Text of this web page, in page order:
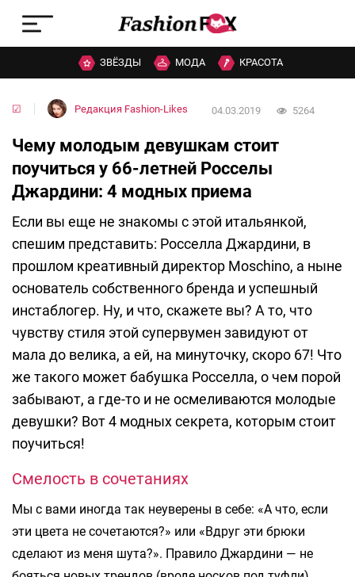
ЗВЁЗДЫ МОДА КРАСОТА
☑ Редакция Fashion-Likes 04.03.2019 5264
Чему молодым девушкам стоит
поучиться у 66-летней Росселы
Джардини: 4 модных приема
Если вы еще не знакомы с этой итальянкой,
спешим представить: Росселла Джардини, в
прошлом креативный директор Moschino, а ныне
основатель собственного бренда и успешный
инстаблогер. Ну, и что, скажете вы? А то, что
чувству стиля этой супервумен завидуют от
мала до велика, а ей, на минуточку, скоро 67! Что
же такого может бабушка Росселла, о чем порой
забывают, а где-то и не осмеливаются молодые
девушки? Вот 4 модных секрета, которым стоит
поучиться!
Смелость в сочетаниях
Мы с вами иногда так неуверены в себе: «А что, если
эти цвета не сочетаются?» или «Вдруг эти брюки
сделают из меня шута?». Правило Джардини — не